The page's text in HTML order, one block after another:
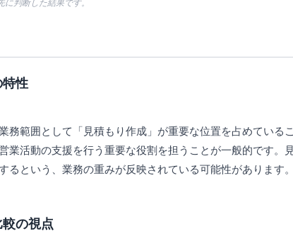
判断した結果です。
特性
務範囲として「見積もり作成」が重要な位置を占めてい
業活動の支援を行う重要な役割を担うことが一般的です
るという、業務の重みが反映されている可能性があります。
の視点